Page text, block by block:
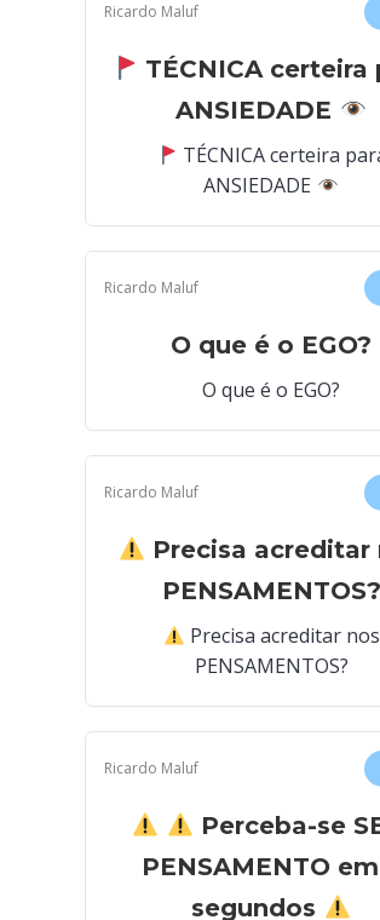
Ricardo Maluf
TÉCNICA certeira
ANSIEDADE
TÉCNICA certeira
ANSIEDADE
Ricardo Maluf
O que é o EGO?
O que é o EGO?
Ricardo Maluf
Precisa acreditar
PENSAMENTOS?
Precisa acreditar nos
PENSAMENTOS?
Ricardo Maluf
Perceba-se
PENSAMENTO
segundos